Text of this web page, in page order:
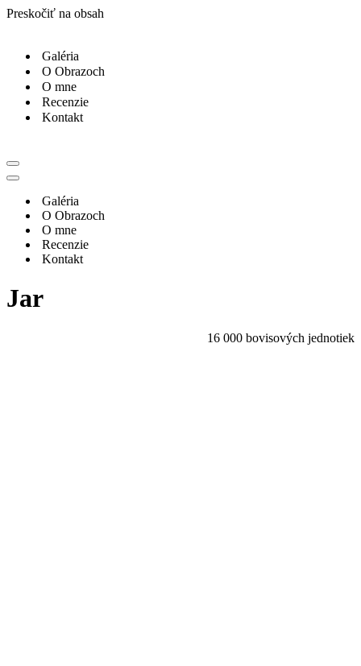
Preskočiť na obsah
Galéria
O Obrazoch
O mne
Recenzie
Kontakt
Menu
navigácie
Menu
navigácieGaléria
O Obrazoch
O mne
Recenzie
Kontakt
Jar
16 000 bovisových jednotiek